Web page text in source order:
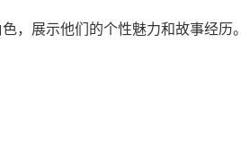
，展示他们的个性魅力和故事经历。